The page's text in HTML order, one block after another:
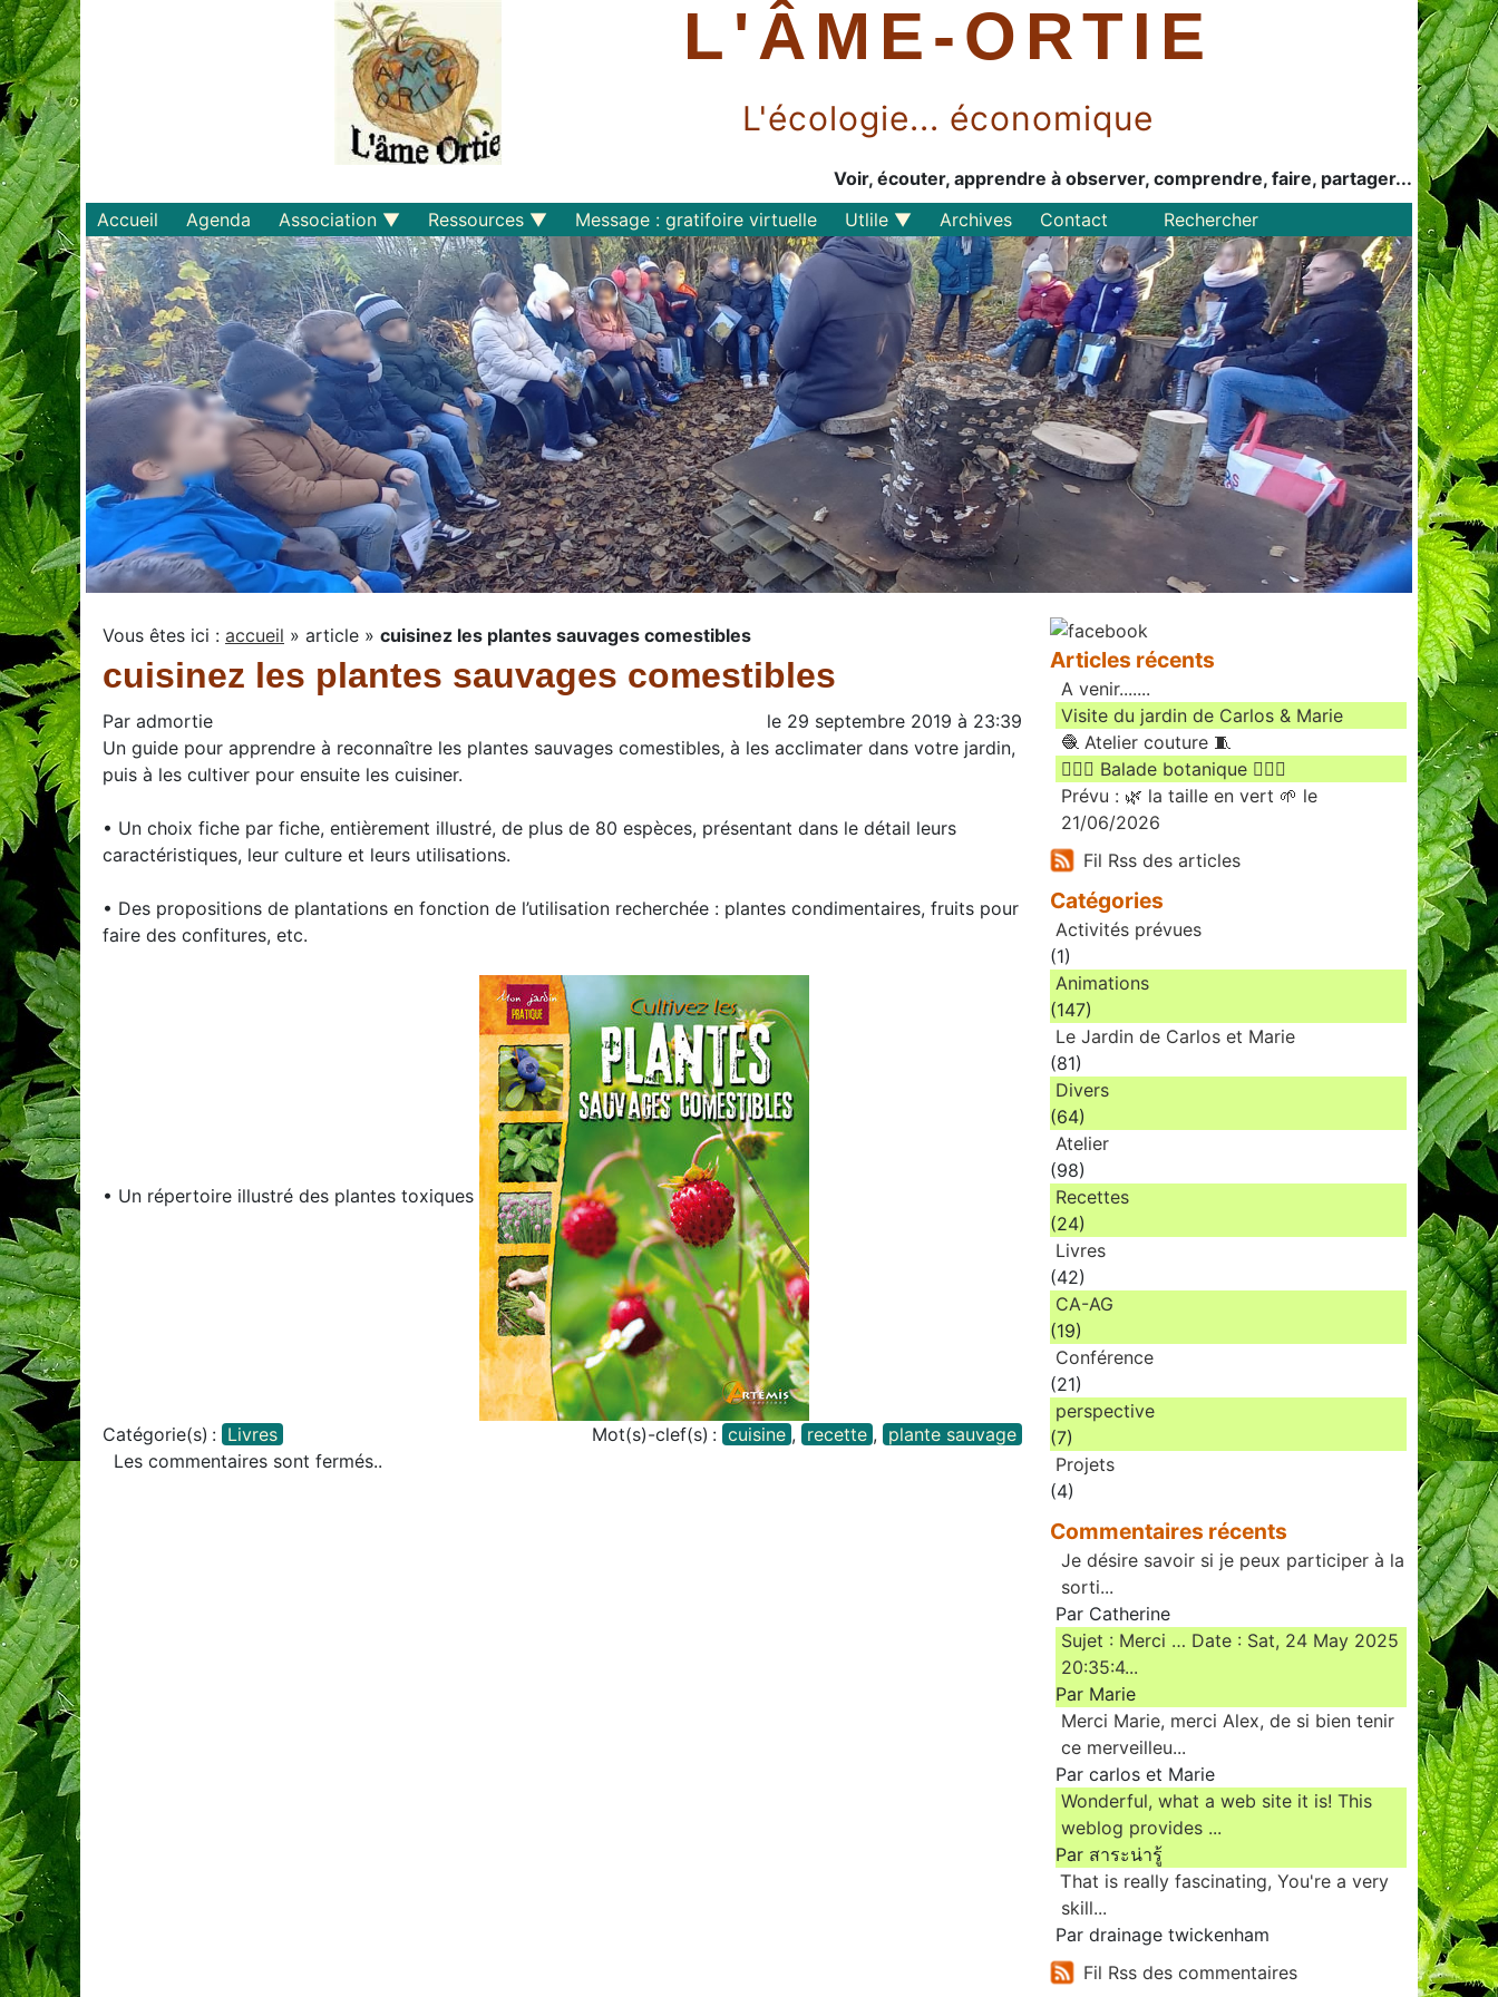
L'ÂME-ORTIE
L'écologie... économique
Voir, écouter, apprendre à observer, comprendre, faire, partager...
Accueil
Agenda
Association
Qui sommes-nous ?
Statuts et règlements
Adhérer
Documents
Plaquette
Bulletin d'adhésion
Ressources
Savoirs
Matériel
Livres
Recettes
Projets
Message : gratifoire virtuelle
Utlile
Outils libres
Liens
Perspective
Archives Contact Rechercher
Vous êtes ici : accueil » article » cuisinez les plantes sauvages comestibles
cuisinez les plantes sauvages comestibles
Par admortie le 29 septembre 2019 à 23:39
Un guide pour apprendre à reconnaître les plantes sauvages comestibles, à les acclimater dans votre jardin,
puis à les cultiver pour ensuite les cuisiner.
• Un choix fiche par fiche, entièrement illustré, de plus de 80 espèces, présentant dans le détail leurs
caractéristiques, leur culture et leurs utilisations.
• Des propositions de plantations en fonction de l’utilisation recherchée : plantes condimentaires, fruits pour
faire des confitures, etc.
• Un répertoire illustré des plantes toxiques
Catégorie(s) : Livres Mot(s)-clef(s) : cuisine , recette , plante sauvage
Les commentaires sont fermés..
Articles récents
A venir.......
Visite du jardin de Carlos & Marie
🧶 Atelier couture 🧵
🚶🏻‍♀️ Balade botanique 🚶🏻‍♂️
Prévu : 🌿 la taille en vert 🌱 le
21/06/2026
Fil Rss des articles
Catégories
Activités prévues
(1)
Animations
(147)
Le Jardin de Carlos et Marie
(81)
Divers
(64)
Atelier
(98)
Recettes
(24)
Livres
(42)
CA-AG
(19)
Conférence
(21)
perspective
(7)
Projets
(4)
Commentaires récents
Je désire savoir si je peux participer à la
sorti...
Par Catherine
Sujet : Merci … Date : Sat, 24 May 2025
20:35:4...
Par Marie
Merci Marie, merci Alex, de si bien tenir
ce merveilleu...
Par carlos et Marie
Wonderful, what a web site it is! This
weblog provides ...
Par สาระน่ารู้
Ꭲhat is really fascinating, You'rе a very
skill...
Par drainage twickenham
Fil Rss des commentaires